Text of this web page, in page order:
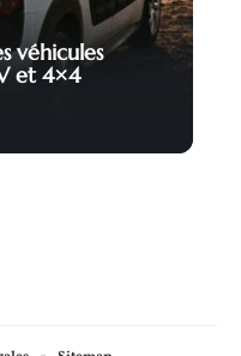
véhicules
et 4×4